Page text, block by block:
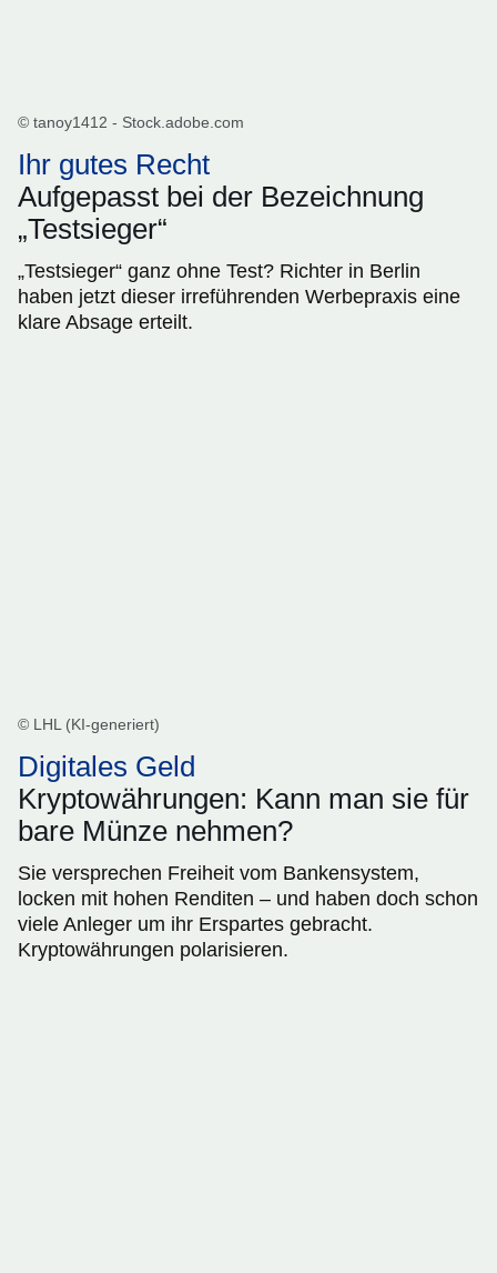
© tanoy1412 - Stock.adobe.com
Ihr gutes Recht
Aufgepasst bei der Bezeichnung
„Testsieger“
„Testsieger“ ganz ohne Test? Richter in Berlin
haben jetzt dieser irreführenden Werbepraxis eine
klare Absage erteilt.
© LHL (KI-generiert)
Digitales Geld
Kryptowährungen: Kann man sie für
bare Münze nehmen?
Sie versprechen Freiheit vom Bankensystem,
locken mit hohen Renditen – und haben doch schon
viele Anleger um ihr Erspartes gebracht.
Kryptowährungen polarisieren.